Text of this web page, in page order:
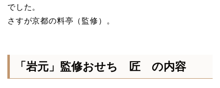
でした。
さすが京都の料亭（監修）。
「岩元」監修おせち 匠 の内容